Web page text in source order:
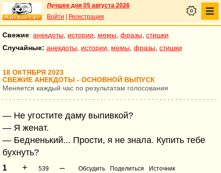
Лучшее дня 05 августа 2026
Войти
Регистрация
Свежие: анекдоты истории мемы фразы стишки
Случайные: анекдоты истории мемы фразы стишки
18 ОКТЯБРЯ 2023
СВЕЖИЕ АНЕКДОТЫ - ОСНОВНОЙ ВЫПУСК
Меняется каждый час по результатам голосования
— Не угостите даму выпивкой?
— Я женат.
— Бедненький... Прости, я не знала. Купить тебе
бухнуть?
1 + 539 – Обсудить Поделиться Источник